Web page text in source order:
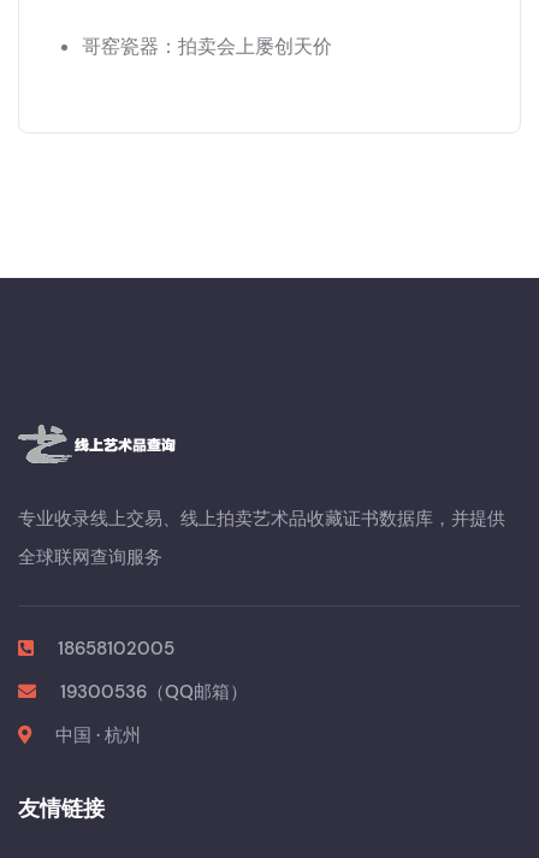
哥窑瓷器：拍卖会上屡创天价
专业收录线上交易、线上拍卖艺术品收藏证书数据库，并提供
全球联网查询服务
18658102005
19300536（QQ邮箱）
中国 · 杭州
友情链接